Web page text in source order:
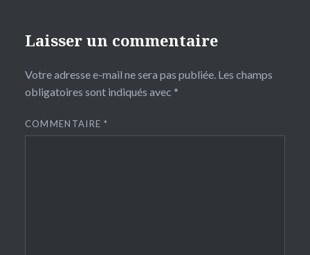
Laisser un commentaire
Votre adresse e-mail ne sera pas publiée. Les champs
obligatoires sont indiqués avec *
COMMENTAIRE*